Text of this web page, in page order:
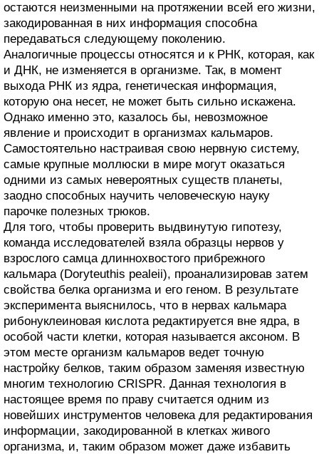
остаются неизменными на протяжении всей его жизни,
закодированная в них информация способна
передаваться следующему поколению.
Аналогичные процессы относятся и к РНК, которая, как
и ДНК, не изменяется в организме. Так, в момент
выхода РНК из ядра, генетическая информация,
которую она несет, не может быть сильно искажена.
Однако именно это, казалось бы, невозможное
явление и происходит в организмах кальмаров.
Самостоятельно настраивая свою нервную систему,
самые крупные моллюски в мире могут оказаться
одними из самых невероятных существ планеты,
заодно способных научить человеческую науку
парочке полезных трюков.
Для того, чтобы проверить выдвинутую гипотезу,
команда исследователей взяла образцы нервов у
взрослого самца длиннохвостого прибрежного
кальмара (Doryteuthis pealeii), проанализировав затем
свойства белка организма и его геном. В результате
эксперимента выяснилось, что в нервах кальмара
рибонуклеиновая кислота редактируется вне ядра, в
особой части клетки, которая называется аксоном. В
этом месте организм кальмаров ведет точную
настройку белков, таким образом заменяя известную
многим технологию CRISPR. Данная технология в
настоящее время по праву считается одним из
новейших инструментов человека для редактирования
информации, закодированной в клетках живого
организма, и, таким образом может даже избавить